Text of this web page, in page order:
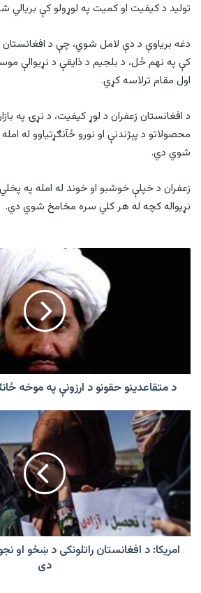
تولید د کیفیت او کمیت په لوړولو کې بریالي
دغه بریاوې د دې لامل شوي، چې د افغانستان
کې په نهم ځل، د بلجیم د ذایقې د نړیوالې
اول مقام ترلاسه کړي.
د افغانستان زعفران د لوړ کیفیت، د نړۍ په
محصولاتو د پېژندنې او نورو ځآنګړتیاوو له
شوي دي.
زعفران د خپلې خوشبو او خوند له امله په
نړیواله کچه له هر کلي سره مخامخ شوي دي.
محکمې
جوړیږي
د متقاعدینو حقونو د ارزونې په موخه
امریکا:
د
افغانستان
راتلونکی
د
ښځو
نجونو
په
ملاتړامریکا: د افغانستان راتلونکی د ښځو او
دی